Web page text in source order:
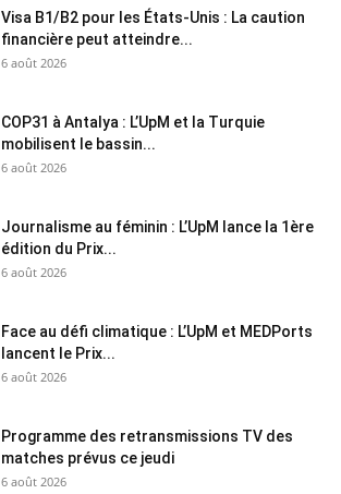
Visa B1/B2 pour les États-Unis : La caution
financière peut atteindre...
6 août 2026
COP31 à Antalya : L’UpM et la Turquie
mobilisent le bassin...
6 août 2026
Journalisme au féminin : L’UpM lance la 1ère
édition du Prix...
6 août 2026
Face au défi climatique : L’UpM et MEDPorts
lancent le Prix...
6 août 2026
Programme des retransmissions TV des
matches prévus ce jeudi
6 août 2026